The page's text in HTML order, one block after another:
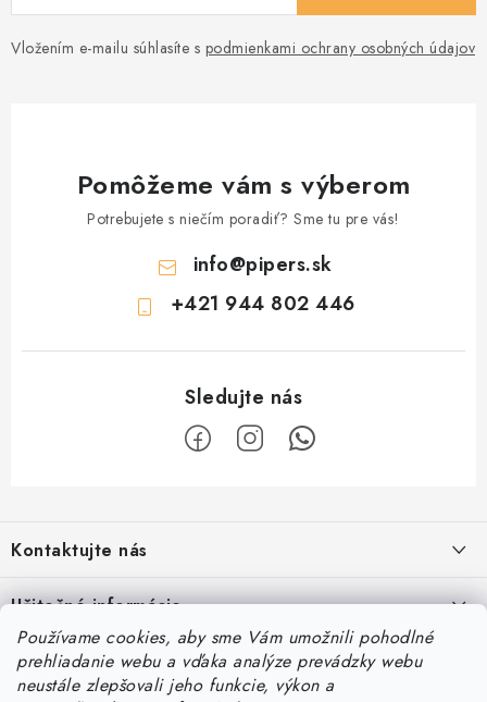
Používame cookies, aby sme Vám umožnili pohodlné
prehliadanie webu a vďaka analýze prevádzky webu
neustále zlepšovali jeho funkcie, výkon a
Vložením e-mailu súhlasíte s podmienkami ochrany osobných údajov
Pomôžeme vám s výberom
Potrebujete s niečím poradiť? Sme tu pre vás!
info@pipers.sk
+421 944 802 446
p
ä
t
Kontaktujte nás
Tel.:+421 944 802 446
Email:info@pipers.sk
Užitočné informácie
Vernostný program a zľavy
Obchodné podmienky
Naše správy